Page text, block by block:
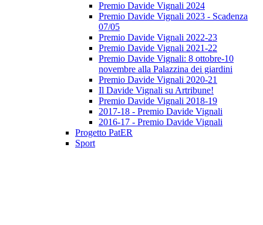
Premio Davide Vignali 2024
Premio Davide Vignali 2023 - Scadenza
07/05
Premio Davide Vignali 2022-23
Premio Davide Vignali 2021-22
Premio Davide Vignali: 8 ottobre-10
novembre alla Palazzina dei giardini
Premio Davide Vignali 2020-21
Il Davide Vignali su Artribune!
Premio Davide Vignali 2018-19
2017-18 - Premio Davide Vignali
2016-17 - Premio Davide Vignali
Progetto PatER
Sport